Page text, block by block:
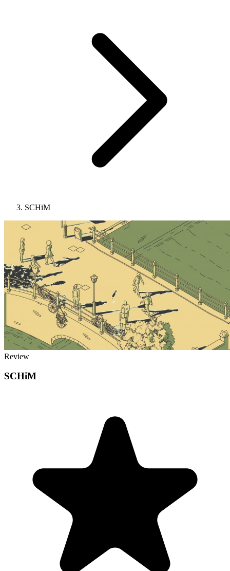
SCHiM
Review
SCHiM